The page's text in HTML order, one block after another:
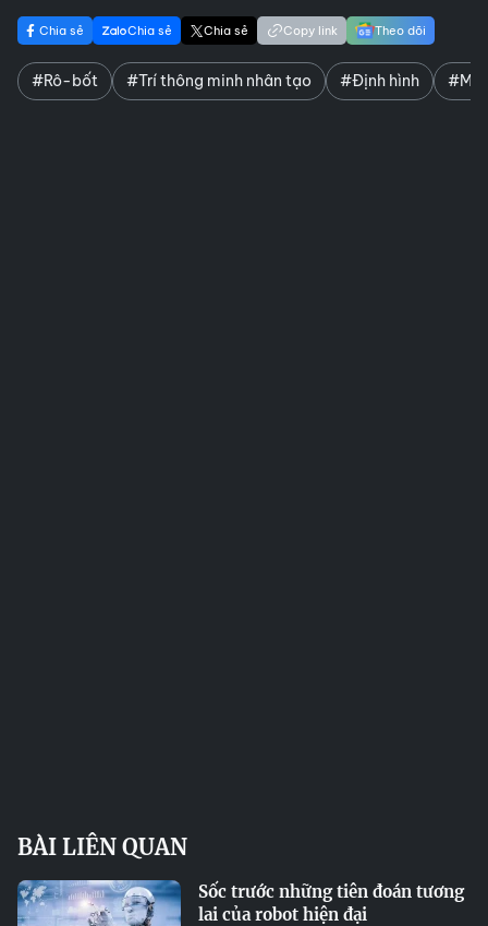
Chia sẻ Chia sẻ Chia sẻ Copy link Theo dõi
#Rô-bốt #Trí thông minh nhân tạo #Định hình #Mắt
BÀI LIÊN QUAN
Sốc trước những tiên đoán tương
lai của robot hiện đại